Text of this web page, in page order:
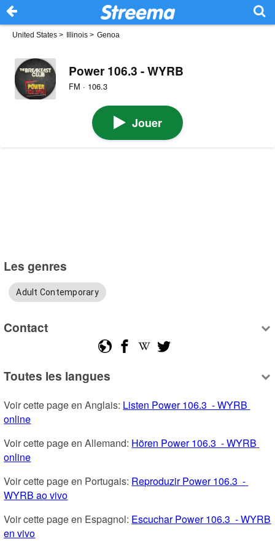
United States > Illinois > Genoa
Power 106.3 - WYRB
FM · 106.3
Jouer
Les genres
Adult Contemporary
Contact
Toutes les langues
Voir cette page en Anglais: Listen Power 106.3  - WYRB
online
Voir cette page en Allemand: Hören Power 106.3  - WYRB
online
Voir cette page en Portugais: Reproduzir Power 106.3  -
WYRB ao vivo
Voir cette page en Espagnol: Escuchar Power 106.3  - WYRB
en vivo